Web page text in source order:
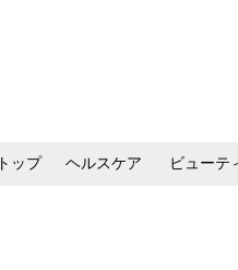
トップ ヘルスケア ビューテ